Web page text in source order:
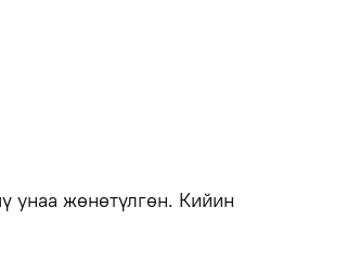
унаа жөнөтүлгөн. Кийин